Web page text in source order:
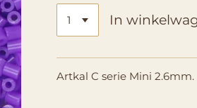
In
Artkal C serie Mini 2.6mm.